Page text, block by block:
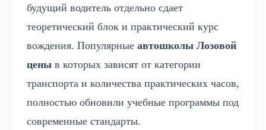
будущий водитель отдельно сдает
теоретический блок и практический курс
вождения. Популярные автошколы Лозовой
цены в которых зависят от категории
транспорта и количества практических часов,
полностью обновили учебные программы под
современные стандарты.